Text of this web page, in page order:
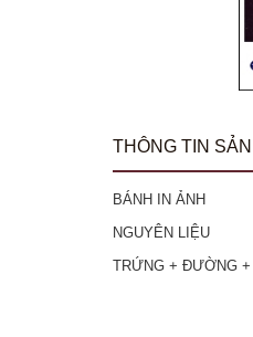
THÔNG TIN
BÁNH IN ẢNH
NGUYÊN LIỆU
TRỨNG + ĐƯỜNG +